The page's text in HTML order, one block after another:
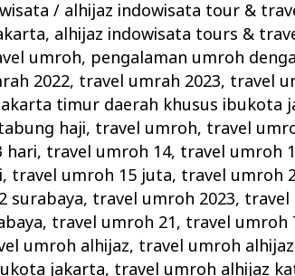
/ alhijaz indowisata tour &
, alhijaz indowisata tours &
umroh, pengalaman umroh
2022, travel umrah 2023, travel
timur daerah khusus ibukota
haji, travel umroh, travel
hari, travel umroh 14, travel umroh
, travel umroh 15 juta, travel umroh
surabaya, travel umroh 2023, travel
, travel umroh 21, travel umroh
umroh alhijaz, travel umroh
jakarta, travel umroh alhijaz